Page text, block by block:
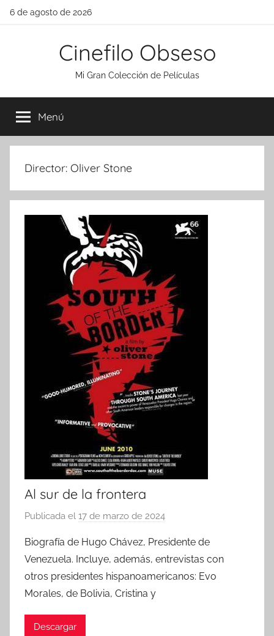
Saltar
6 de agosto de 2026
Cinefilo Obseso
Mi Gran Colección de Películas
Menú
Director: Oliver Stone
Al sur de la frontera
Publicada el 17 de marzo de 2024
r
Biografía de Hugo Chávez, Presidente de
Venezuela. Incluye, además, entrevistas con
otros presidentes hispanoamericanos: Evo
Morales, de Bolivia, Cristina y
Descargar